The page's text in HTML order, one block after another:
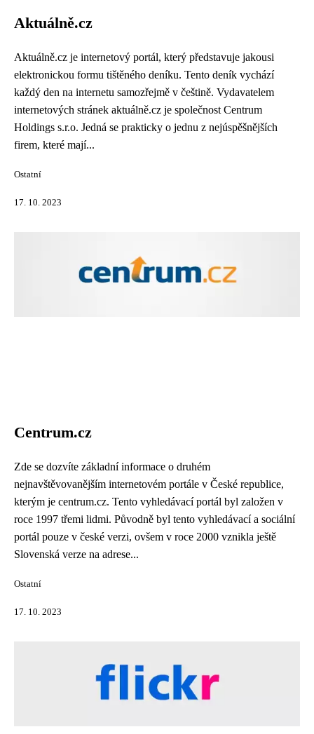
Aktuálně.cz
Aktuálně.cz je internetový portál, který představuje jakousi
elektronickou formu tištěného deníku. Tento deník vychází
každý den na internetu samozřejmě v češtině. Vydavatelem
internetových stránek aktuálně.cz je společnost Centrum
Holdings s.r.o. Jedná se prakticky o jednu z nejúspěšnějších
firem, které mají...
Ostatní
17. 10. 2023
Centrum.cz
Zde se dozvíte základní informace o druhém
nejnavštěvovanějším internetovém portále v České republice,
kterým je centrum.cz. Tento vyhledávací portál byl založen v
roce 1997 třemi lidmi. Původně byl tento vyhledávací a sociální
portál pouze v české verzi, ovšem v roce 2000 vznikla ještě
Slovenská verze na adrese...
Ostatní
17. 10. 2023